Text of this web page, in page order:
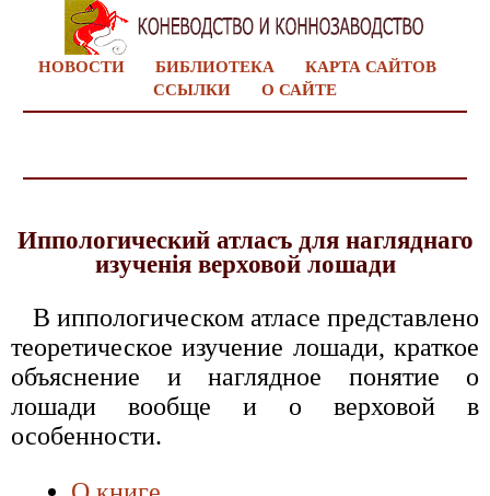
НОВОСТИ БИБЛИОТЕКА
КАРТА САЙТОВ
ССЫЛКИ
О САЙТЕ
Иппологический атласъ для нагляднаго
изученiя верховой лошади
В иппологическом атласе представлено
теоретическое изучение лошади, краткое
объяснение и наглядное понятие о
лошади вообще и о верховой в
особенности.